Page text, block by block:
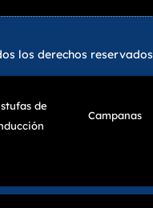
los derechos reservados
de
Campanas